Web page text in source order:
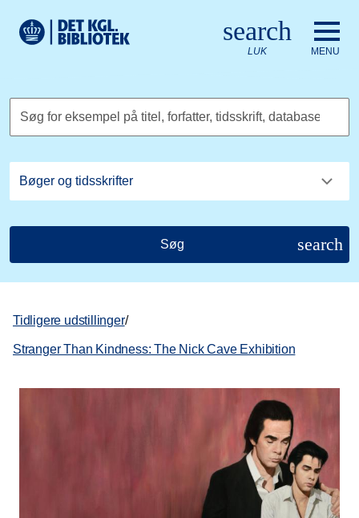
Det Kongelige Biblioteks logo. Gå til Det Kongelige
search
LUK MENU
Søg for eksempel på titel, forfatter, tidsskrift, database
Søg search
Tidligere udstillinger/
Stranger Than Kindness: The Nick Cave Exhibition